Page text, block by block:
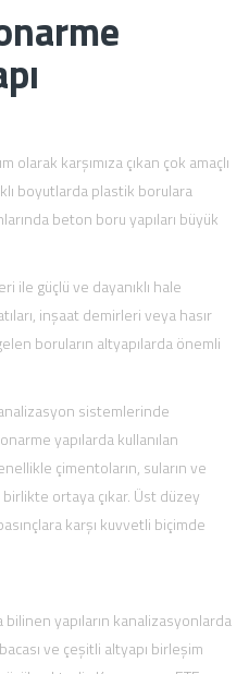
karşımıza çıkan çok amaçlı
boyutlarda plastik borulara
beton boru yapıları büyük
ile güçlü ve dayanıklı hale
inşaat demirleri veya hasır
boruların altyapılarda önemli
sistemlerinde
yapılarda kullanılan
çimentoların, suların ve
ortaya çıkar. Üst düzey
karşı kuvvetli biçimde
yapıların kanalizasyonlarda
ve çeşitli altyapı birleşim